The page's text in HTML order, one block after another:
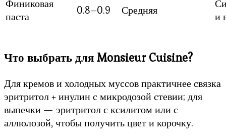
Финиковая
паста
0.8–0.9 Средняя
и
Что выбрать для Monsieur Cuisine?
Для кремов и холодных муссов практичнее связка
эритритол + инулин с микродозой стевии; для
выпечки — эритритол с ксилитом или с
аллюлозой, чтобы получить цвет и корочку.